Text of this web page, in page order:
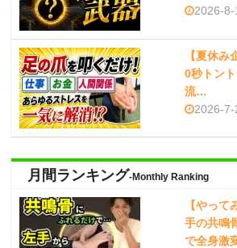
2026-8-
【夏休み
0秒トン
流…
2026-7-
月間ランキング-Monthly Ranking
【やって
手の共鳴
で全身激